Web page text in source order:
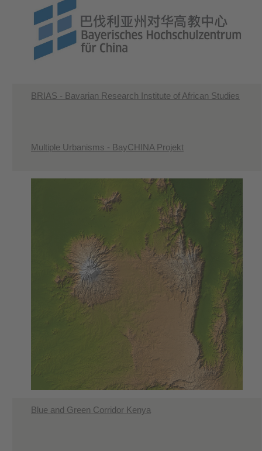
BRIAS - Bavarian Research Institute of African Studies
Multiple Urbanisms - BayCHINA Projekt
Blue and Green Corridor Kenya